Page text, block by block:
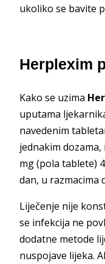
ukoliko se bavite
Herplexim
Kako se uzima
uputama
navedenim
jednakim
mg (pola tablete)
dan, u razmacima
Liječenje nije
se infekcija ne
dodatne metode
nuspojave lijeka.